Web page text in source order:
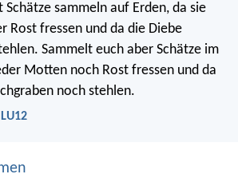
sammeln auf Erden, da sie
Rost fressen und da die Diebe
Sammelt euch aber Schätze im
Motten noch Rost fressen und da
noch stehlen.